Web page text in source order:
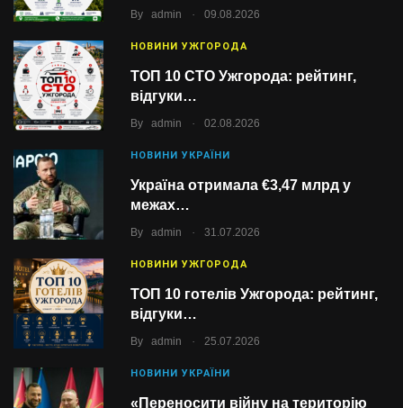
By admin . 09.08.2026
НОВИНИ УЖГОРОДА
ТОП 10 СТО Ужгорода: рейтинг,
відгуки…
By admin . 02.08.2026
НОВИНИ УКРАЇНИ
Україна отримала €3,47 млрд у
межах…
By admin . 31.07.2026
НОВИНИ УЖГОРОДА
ТОП 10 готелів Ужгорода: рейтинг,
відгуки…
By admin . 25.07.2026
НОВИНИ УКРАЇНИ
«Переносити війну на територію